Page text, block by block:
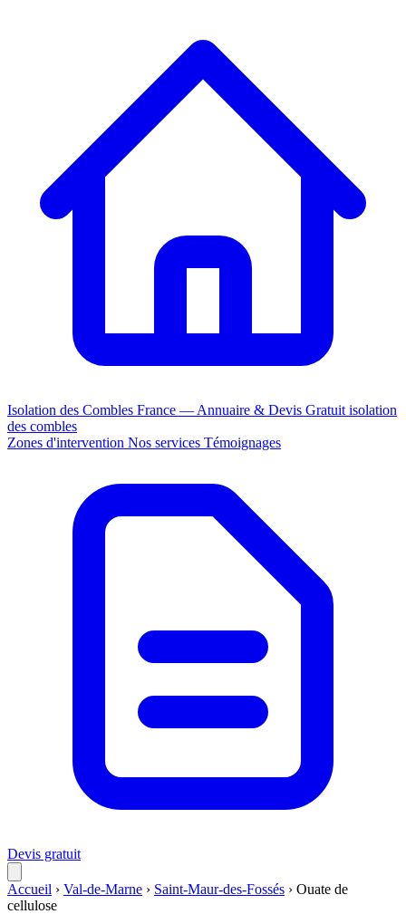
Isolation des Combles France — Annuaire & Devis Gratuit isolation
des combles
Zones d'intervention Nos services Témoignages
Devis gratuit
Accueil › Val-de-Marne › Saint-Maur-des-Fossés › Ouate de
cellulose